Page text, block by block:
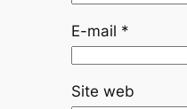
E-mail *
Site web